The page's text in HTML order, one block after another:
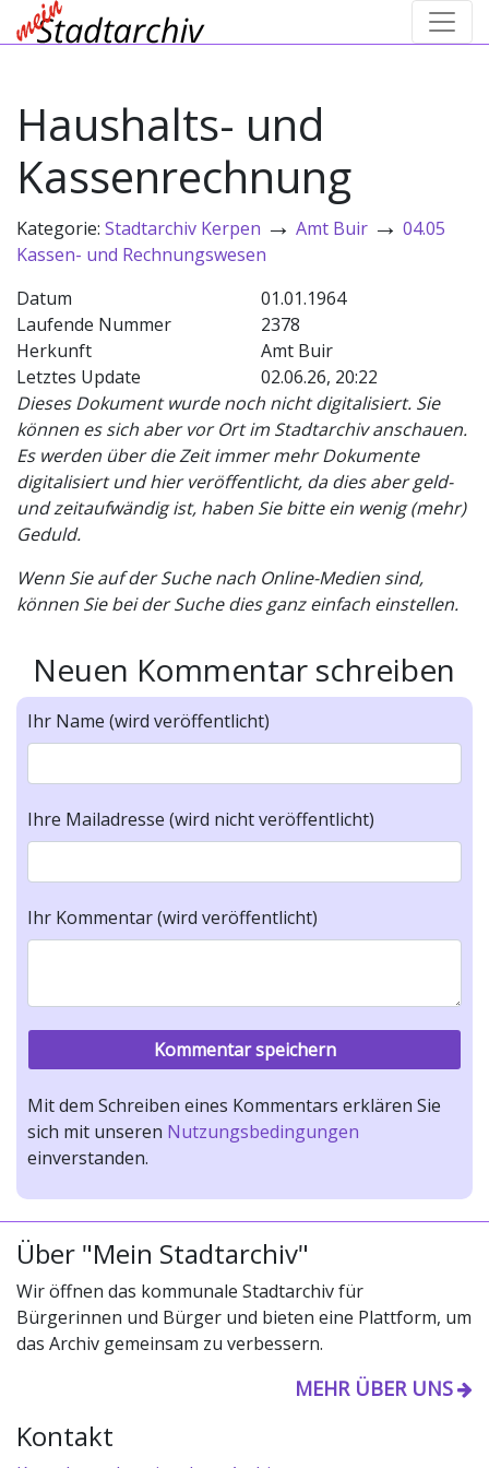
Haushalts- und
Kassenrechnung
Kategorie: Stadtarchiv Kerpen → Amt Buir → 04.05
Kassen- und Rechnungswesen
Datum
01.01.1964
Laufende Nummer
2378
Herkunft
Amt Buir
Letztes Update
02.06.26, 20:22
Dieses Dokument wurde noch nicht digitalisiert. Sie
können es sich aber vor Ort im Stadtarchiv anschauen.
Es werden über die Zeit immer mehr Dokumente
digitalisiert und hier veröffentlicht, da dies aber geld-
und zeitaufwändig ist, haben Sie bitte ein wenig (mehr)
Geduld.
Wenn Sie auf der Suche nach Online-Medien sind,
können Sie bei der Suche dies ganz einfach einstellen.
Neuen Kommentar schreiben
Ihr Name (wird veröffentlicht)
Ihre Mailadresse (wird nicht veröffentlicht)
Ihr Kommentar (wird veröffentlicht)
Mit dem Schreiben eines Kommentars erklären Sie
sich mit unseren Nutzungsbedingungen
einverstanden.
Über "Mein Stadtarchiv"
Wir öffnen das kommunale Stadtarchiv für
Bürgerinnen und Bürger und bieten eine Plattform, um
das Archiv gemeinsam zu verbessern.
MEHR ÜBER UNS
Kontakt